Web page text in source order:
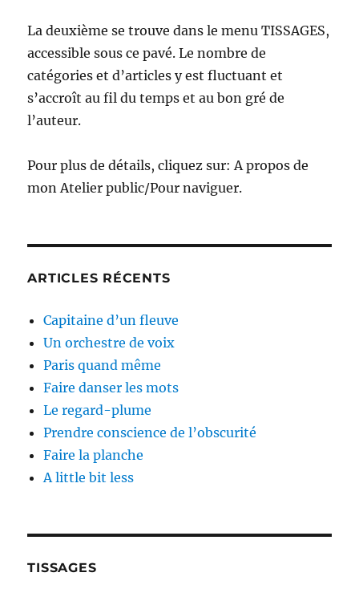
La deuxième se trouve dans le menu TISSAGES,
accessible sous ce pavé. Le nombre de
catégories et d’articles y est fluctuant et
s’accroît au fil du temps et au bon gré de
l’auteur.
Pour plus de détails, cliquez sur: A propos de
mon Atelier public/Pour naviguer.
ARTICLES RÉCENTS
Capitaine d’un fleuve
Un orchestre de voix
Paris quand même
Faire danser les mots
Le regard-plume
Prendre conscience de l’obscurité
Faire la planche
A little bit less
TISSAGES